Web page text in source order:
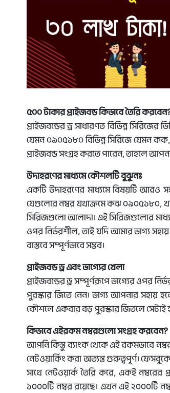
৫০০ টাকার প্রাইজবন্ড কিভাবে তৈরি
প্রাইজবন্ডের ড্র সাধারণত বিভিন্ন সিরিজের
যেমন ০৯০৫১৮০ বিভিন্ন সিরিজে যেমন
প্রাইজবন্ড সংগ্রহ করতে পারেন, তাহলে
উদাহরণের মাধ্যমে কৌশলটি বুঝুনঃ
একটি উদাহরণের মাধ্যমে বিষয়টি আরও
যেগুলোর নম্বর যথাক্রমে কঝ ০৯০৫১৮০,
সিরিজগুলো আলাদা। এই সিরিজগুলোর
ওপর নির্ভরশীল, তাই যদি আমার ভাগ্য
বাস্তবে সম্পূর্ণভাবে সম্ভব।
প্রাইজবন্ড ড্র এবং ভাগ্যের খেলা
প্রাইজবন্ডের ড্র সম্পূর্ণরূপে ভাগ্যের ওপর
পুরস্কার জিতে নেন। ভাগ্য আপনার সহায়
কৌশলে একবার বড় পুরস্কার জিতলে সেটাই
কিভাবে এইরকম নম্বরগুলো সংগ্রহ করবেন?
আপনি কিন্তু ব্যাংক থেকে এই রকমভাবে
নেটওয়ার্কিং করা অত্যন্ত গুরুত্বপূর্ণ।
সাথে নেটওয়ার্ক তৈরি করে, একই
১০০০টি নম্বর রয়েছে। এখন এই ২০০০টি